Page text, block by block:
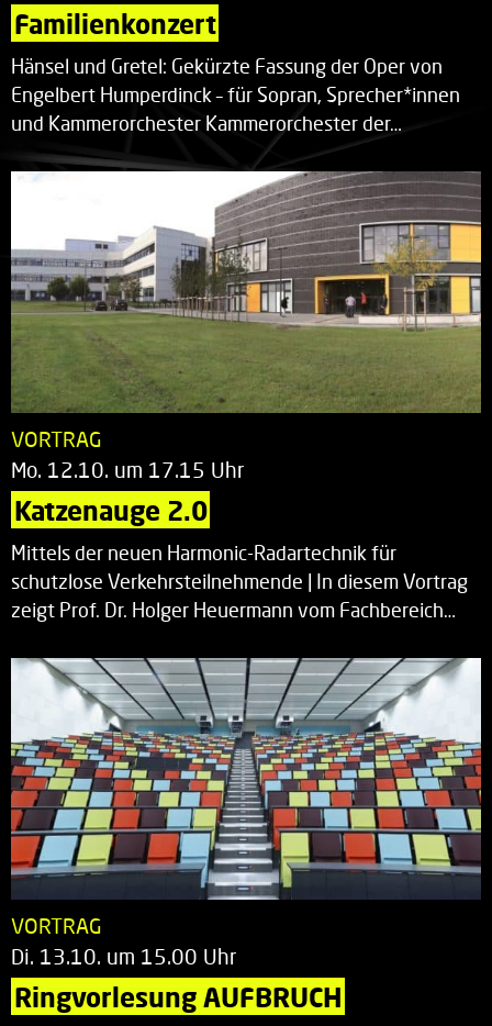
Familienkonzert
Hänsel und Gretel: Gekürzte Fassung der Oper von
Engelbert Humperdinck – für Sopran, Sprecher*innen
und Kammerorchester Kammerorchester der…
VORTRAG
Mo. 12.10. um 17.15 Uhr
Katzenauge 2.0
Mittels der neuen Harmonic-Radartechnik für
schutzlose Verkehrsteilnehmende | In diesem Vortrag
zeigt Prof. Dr. Holger Heuermann vom Fachbereich…
VORTRAG
Di. 13.10. um 15.00 Uhr
Ringvorlesung AUFBRUCH